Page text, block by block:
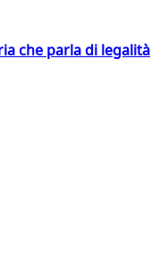
che parla di legalità